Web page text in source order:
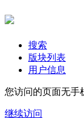
搜索
版块列表
用户信息
您访问的页面无手
继续访问